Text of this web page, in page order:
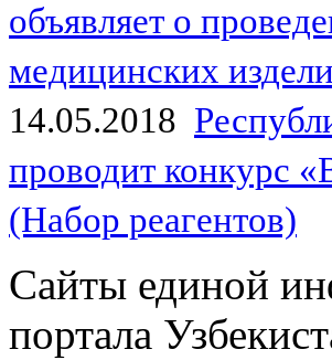
объявляет о
медицинских
14.05.2018
проводит конкурс
(Набор реагентов)
Сайты единой
портала